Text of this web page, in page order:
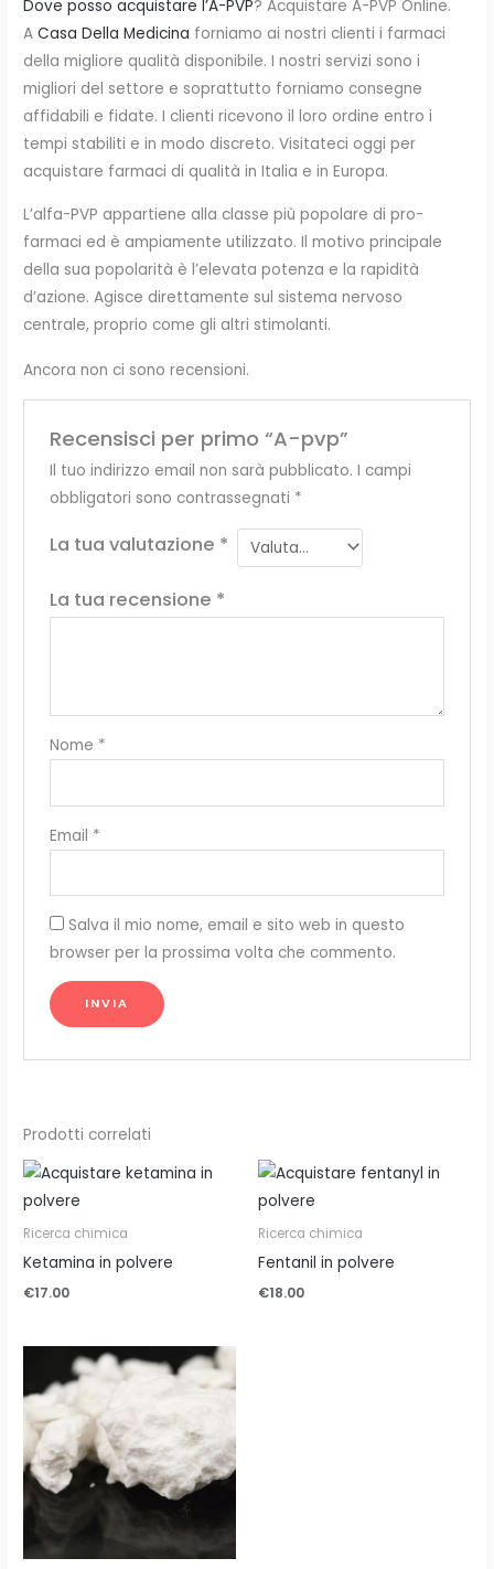
Dove posso acquistare l’A-PVP? Acquistare A-PVP Online.
A Casa Della Medicina forniamo ai nostri clienti i farmaci
della migliore qualità disponibile. I nostri servizi sono i
migliori del settore e soprattutto forniamo consegne
affidabili e fidate. I clienti ricevono il loro ordine entro i
tempi stabiliti e in modo discreto. Visitateci oggi per
acquistare farmaci di qualità in Italia e in Europa.
L’alfa-PVP appartiene alla classe più popolare di pro-
farmaci ed è ampiamente utilizzato. Il motivo principale
della sua popolarità è l’elevata potenza e la rapidità
d’azione. Agisce direttamente sul sistema nervoso
centrale, proprio come gli altri stimolanti.
Ancora non ci sono recensioni.
Recensisci per primo “A-pvp”
Il tuo indirizzo email non sarà pubblicato. I campi
obbligatori sono contrassegnati *
La tua valutazione *
La tua recensione *
Nome *
Email *
Salva il mio nome, email e sito web in questo
browser per la prossima volta che commento.
Prodotti correlati
Ricerca chimica
Ketamina in polvere
€17.00
Ricerca chimica
Fentanil in polvere
€18.00